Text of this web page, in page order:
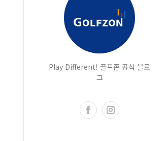
Play Different! 골프존 공식 블로
그